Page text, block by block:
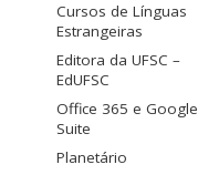
Cursos de Línguas
Estrangeiras
Editora da UFSC –
EdUFSC
Office 365 e Google
Suite
Planetário